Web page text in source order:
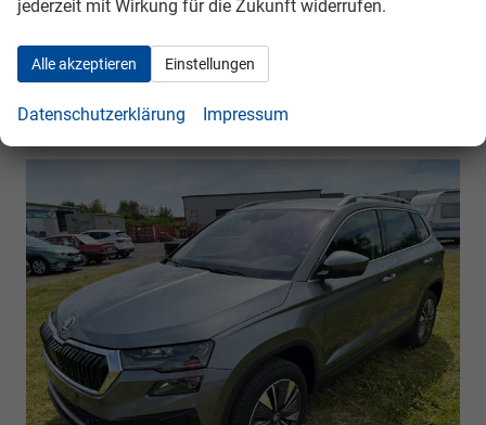
Skoda Karoq Selection BESTELLFAHRZEUG / FREI
jederzeit mit Wirkung für die Zukunft widerrufen.
Alle akzeptieren Einstellungen
Datenschutzerklärung Impressum